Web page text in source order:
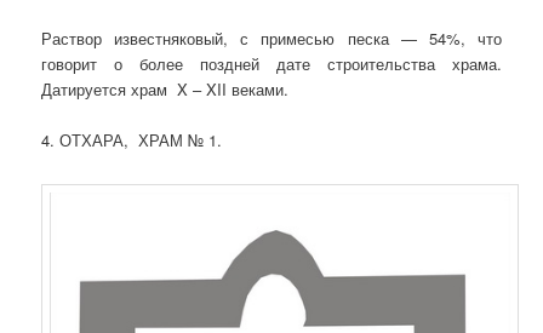
Раствор известняковый, с примесью песка — 54%, что
говорит о более поздней дате строительства храма.
Датируется храм X – XII веками.
4. ОТХАРА, ХРАМ № 1.